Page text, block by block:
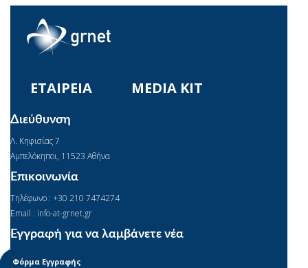
ΕΤΑΙΡΕΙΑ MEDIA KIT
Διεύθυνση
Λ. Κηφισίας 7
Αμπελόκηποι, 11523 Αθήνα
Επικοινωνία
Τηλέφωνο : +30 210 7474274
Email : info-at-grnet.gr
Εγγραφή για να λαμβάνετε νέα
Φόρμα Εγγραφής